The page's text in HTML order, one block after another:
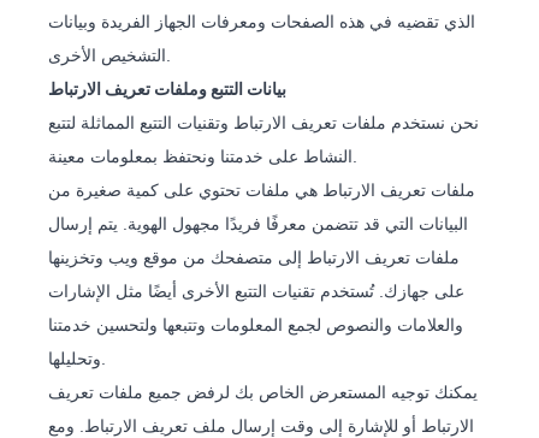
الذي تقضيه في هذه الصفحات ومعرفات الجهاز الفريدة وبيانات
التشخيص الأخرى.
بيانات التتبع وملفات تعريف الارتباط
نحن نستخدم ملفات تعريف الارتباط وتقنيات التتبع المماثلة لتتبع
النشاط على خدمتنا ونحتفظ بمعلومات معينة.
ملفات تعريف الارتباط هي ملفات تحتوي على كمية صغيرة من
البيانات التي قد تتضمن معرفًا فريدًا مجهول الهوية. يتم إرسال
ملفات تعريف الارتباط إلى متصفحك من موقع ويب وتخزينها
على جهازك. تُستخدم تقنيات التتبع الأخرى أيضًا مثل الإشارات
والعلامات والنصوص لجمع المعلومات وتتبعها ولتحسين خدمتنا
وتحليلها.
يمكنك توجيه المستعرض الخاص بك لرفض جميع ملفات تعريف
الارتباط أو للإشارة إلى وقت إرسال ملف تعريف الارتباط. ومع